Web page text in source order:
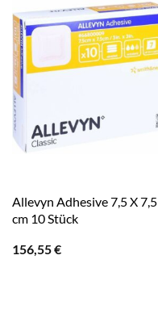
Allevyn Adhesive 7,5 X 7,5
cm 10 Stück
156,55€